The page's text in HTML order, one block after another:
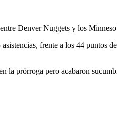
Denver Nuggets y los
frente a los 44 puntos
la prórroga pero acabaron